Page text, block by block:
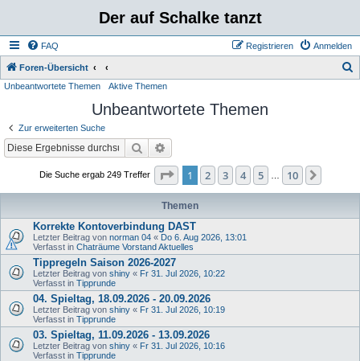
Der auf Schalke tanzt
FAQ Anmelden
Registrieren
Foren-Übersicht
Unbeantwortete Themen Aktive Themen
Unbeantwortete Themen
Zur erweiterten Suche
Suche
Die Suche ergab 249 Treffer Seite 1von 10
1 2 3 4 5 10
Themen
Korrekte Kontoverbindung DAST
Letzter Beitrag von norman 04 « Do 6. Aug 2026, 13:01
Verfasst in Chaträume Vorstand Aktuelles
Tippregeln Saison 2026-2027
Letzter Beitrag von shiny « Fr 31. Jul 2026, 10:22
Verfasst in Tipprunde
04. Spieltag, 18.09.2026 - 20.09.2026
Letzter Beitrag von shiny « Fr 31. Jul 2026, 10:19
Verfasst in Tipprunde
03. Spieltag, 11.09.2026 - 13.09.2026
Letzter Beitrag von shiny « Fr 31. Jul 2026, 10:16
Verfasst in Tipprunde